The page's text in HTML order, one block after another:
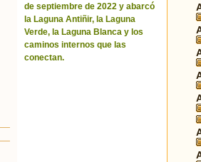
de septiembre de 2022 y abarcó
la Laguna Antiñir, la Laguna
Verde, la Laguna Blanca y los
caminos internos que las
conectan.